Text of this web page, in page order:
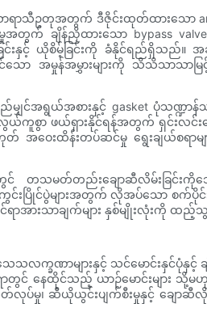
ောရာသီဥတုအတွက် ဒီဇိုင်းထုတ်ထားသော
မှုအတွက် ချိန်ညှိထားသော bypass
င့် ယိုစိမ့်ခြင်းကို ခံနိုင်ရည်ရှိသည်။ အခ
အမှုန်အမွှားများကို သိသိသာသာမြင့်
အရွယ်အစားနှင့် gasket ပုံသဏ္ဍာ
စွာ ဖယ်ရှားနိုင်ရန်အတွက် ရှင်းလင်းသ
ဟုတ် အဝေးထိန်းတပ်ဆင်မှု ရွေးချယ်စရ
င် တသမတ်တည်းချောဆီလိမ်းခြင်းကို
ကွင်းပြိုင်ပွဲများအတွက် လိုအပ်သော စ
အားသာချက်များ နှစ်မျိုးလုံးကို ထည့်သွ
က္ခဏာများနှင့် သင်မောင်းနှင်ပုံနှင့်
နေထိုင်သည့် ယာဉ်မောင်းများ သို့မဟု
တ်လုပ်မှု၊ ဆီယိုယွင်းပျက်စီးမှုနှင့် ချ